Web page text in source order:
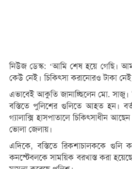
নিউজ ডেস্ক: ‘আমি শেষ হয়ে গেছি।
কেউ নেই। চিকিৎসা করানোরও টাকা
এভাবেই আকুতি জানাচ্ছিলেন মো. সাজু।
বস্তিতে পুলিশের গুলিতে আহত হন।
গ্যালাক্সি হাসপাতালে চিকিৎসাধীন
ভোলা জেলায়।
এদিকে, বস্তিতে রিকশাচালককে গুলি
কনস্টেবলকে সাময়িক বরখাস্ত করা